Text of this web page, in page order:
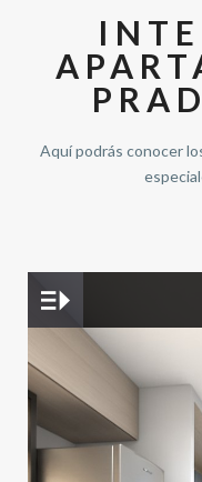
Aquí podrás conocer